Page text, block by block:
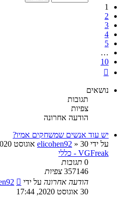
1
2
3
4
5
…
10
נושאים
תגובות
צפיות
הודעה אחרונה
יש עוד אנשים שמשחקים אמיו?
על ידי
elicohen92 » 30 אוגוסט 2020, 17:44
VGFreak - כללי
0 תגובות
357146 צפיות
הודעה אחרונה על ידי
30 אוגוסט 2020, 17:44